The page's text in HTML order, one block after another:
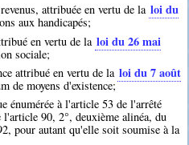
attribuée en vertu de la loi du
aux handicapés;
en vertu de la loi du 26 mai
sociale;
attribué en vertu de la loi du 7 août
de moyens d'existence;
énumérée à l'article 53 de l'arrêté
90, 2°, deuxième alinéa, du
pour autant qu'elle soit soumise à la